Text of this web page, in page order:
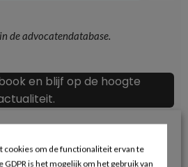
de advocatendatabase.
en blijf op de hoogte
cookies om de functionaliteit ervan te
is het mogelijk om het gebruik van